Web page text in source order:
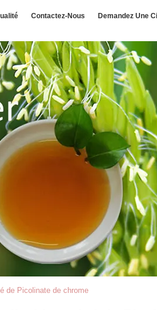
Contactez-Nous Demandez Une
de Picolinate de chrome